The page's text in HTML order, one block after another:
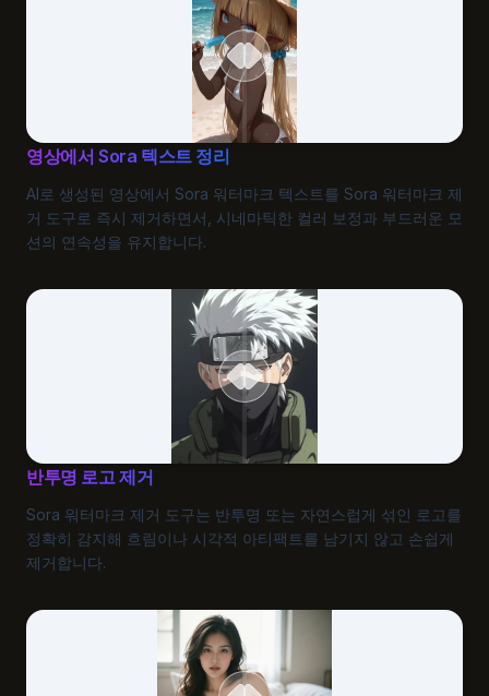
영상에서 Sora 텍스트 정리
AI로 생성된 영상에서 Sora 워터마크 텍스트를 Sora 워터마크 제
거 도구로 즉시 제거하면서, 시네마틱한 컬러 보정과 부드러운 모
션의 연속성을 유지합니다.
반투명 로고 제거
Sora 워터마크 제거 도구는 반투명 또는 자연스럽게 섞인 로고를
정확히 감지해 흐림이나 시각적 아티팩트를 남기지 않고 손쉽게
제거합니다.